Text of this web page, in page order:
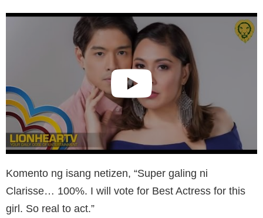
Komento ng isang netizen, “Super galing ni
Clarisse… 100%. I will vote for Best Actress for this
girl. So real to act.”